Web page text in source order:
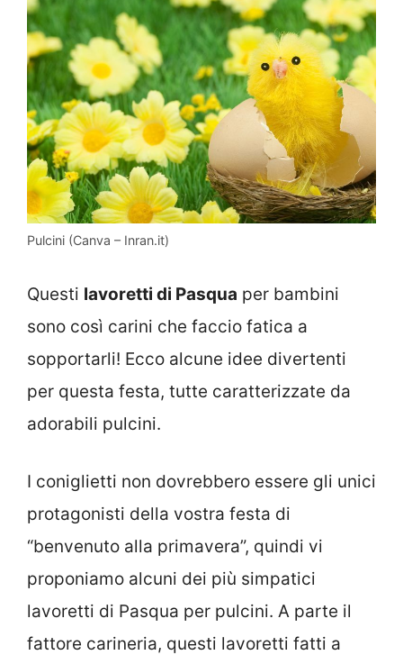
Pulcini (Canva – Inran.it)
Questi lavoretti di Pasqua per bambini
sono così carini che faccio fatica a
sopportarli! Ecco alcune idee divertenti
per questa festa, tutte caratterizzate da
adorabili pulcini.
I coniglietti non dovrebbero essere gli unici
protagonisti della vostra festa di
“benvenuto alla primavera”, quindi vi
proponiamo alcuni dei più simpatici
lavoretti di Pasqua per pulcini. A parte il
fattore carineria, questi lavoretti fatti a